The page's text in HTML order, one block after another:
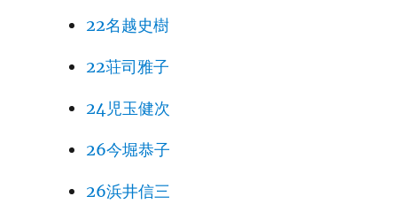
22名越史樹
22荘司雅子
24児玉健次
26今堀恭子
26浜井信三